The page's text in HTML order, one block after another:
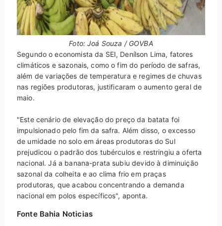
Foto: Joá Souza / GOVBA
Segundo o economista da SEI, Denílson Lima, fatores
climáticos e sazonais, como o fim do período de safras,
além de variações de temperatura e regimes de chuvas
nas regiões produtoras, justificaram o aumento geral de
maio.
"Este cenário de elevação do preço da batata foi
impulsionado pelo fim da safra. Além disso, o excesso
de umidade no solo em áreas produtoras do Sul
prejudicou o padrão dos tubérculos e restringiu a oferta
nacional. Já a banana-prata subiu devido à diminuição
sazonal da colheita e ao clima frio em praças
produtoras, que acabou concentrando a demanda
nacional em polos específicos", aponta.
Fonte Bahia Noticias